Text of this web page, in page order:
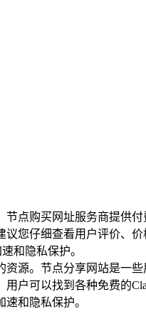
点购买网址服务商提供
您仔细查看用户评价、
和隐私保护。
源。节点分享网站是一
户可以找到各种免费的
和隐私保护。